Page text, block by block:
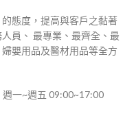
態度，提高與客戶之黏著
員、 最專業、最齊全、最
嬰用品及醫材用品等全方
一~週五 09:00~17:00